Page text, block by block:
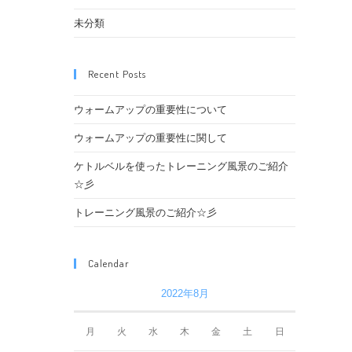
未分類
Recent Posts
ウォームアップの重要性について
ウォームアップの重要性に関して
ケトルベルを使ったトレーニング風景のご紹介
☆彡
トレーニング風景のご紹介☆彡
Calendar
2022年8月
月 火 水 木 金 土 日